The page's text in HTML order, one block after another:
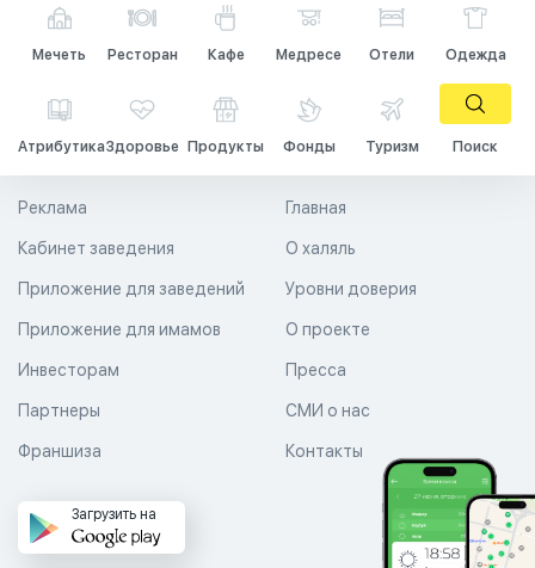
Мечеть Ресторан Кафе Медресе Отели Одежда
АтрибутикаЗдоровье Продукты Фонды Туризм Поиск
Главная
О халяль
Уровни доверия
Реклама
Кабинет заведения
Приложение для заведений
Приложение для имамов О проекте
Пресса
СМИ о нас
Контакты
Инвесторам
Партнеры
Франшиза
Загрузить на